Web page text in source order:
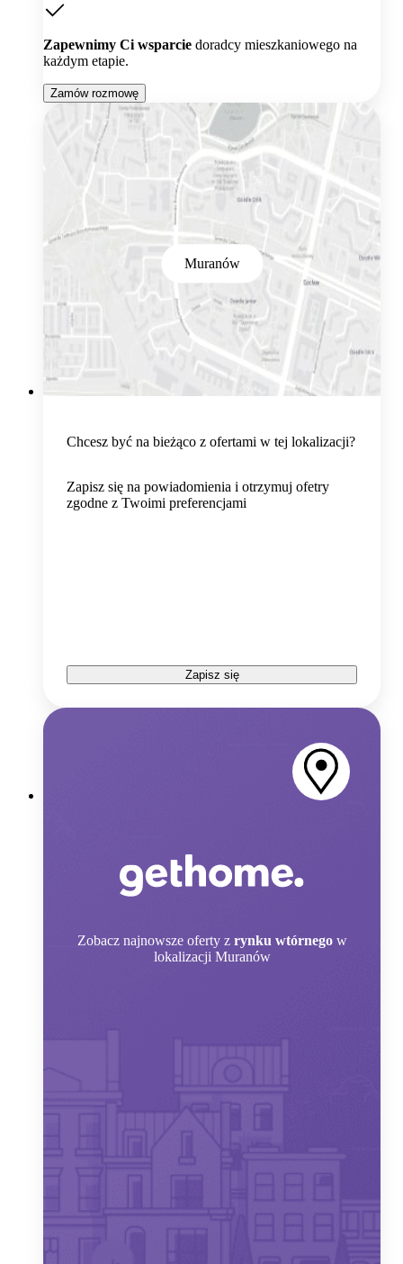
Zapewnimy Ci wsparcie doradcy mieszkaniowego na
każdym etapie.
Zamów rozmowę
Muranów
Chcesz być na bieżąco z ofertami w tej lokalizacji?
Zapisz się na powiadomienia i otrzymuj ofetry
zgodne z Twoimi preferencjami
Zapisz się
Zobacz najnowsze oferty z rynku wtórnego w
lokalizacji Muranów